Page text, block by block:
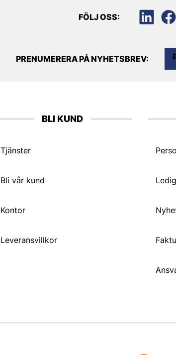
FÖLJ OSS:
PRENUMERERA PÅ NYHETSBREV:
BLI KUND
Tjänster
Bli vår kund
Kontor
Leveransvillkor